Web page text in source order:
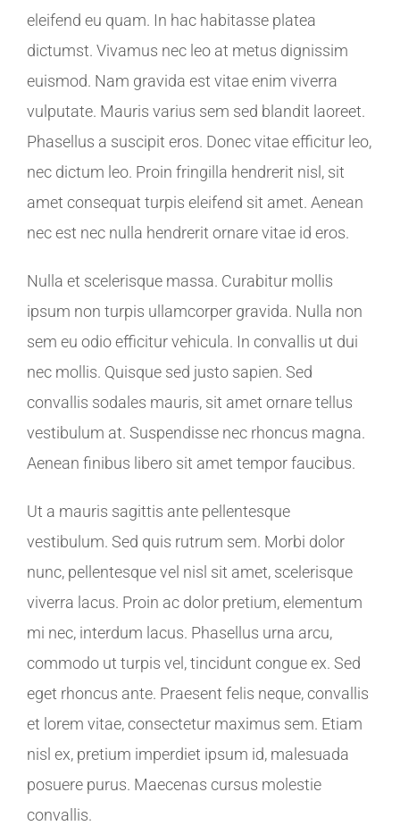
eleifend eu quam. In hac habitasse platea
dictumst. Vivamus nec leo at metus dignissim
euismod. Nam gravida est vitae enim viverra
vulputate. Mauris varius sem sed blandit laoreet.
Phasellus a suscipit eros. Donec vitae efficitur leo,
nec dictum leo. Proin fringilla hendrerit nisl, sit
amet consequat turpis eleifend sit amet. Aenean
nec est nec nulla hendrerit ornare vitae id eros.
Nulla et scelerisque massa. Curabitur mollis
ipsum non turpis ullamcorper gravida. Nulla non
sem eu odio efficitur vehicula. In convallis ut dui
nec mollis. Quisque sed justo sapien. Sed
convallis sodales mauris, sit amet ornare tellus
vestibulum at. Suspendisse nec rhoncus magna.
Aenean finibus libero sit amet tempor faucibus.
Ut a mauris sagittis ante pellentesque
vestibulum. Sed quis rutrum sem. Morbi dolor
nunc, pellentesque vel nisl sit amet, scelerisque
viverra lacus. Proin ac dolor pretium, elementum
mi nec, interdum lacus. Phasellus urna arcu,
commodo ut turpis vel, tincidunt congue ex. Sed
eget rhoncus ante. Praesent felis neque, convallis
et lorem vitae, consectetur maximus sem. Etiam
nisl ex, pretium imperdiet ipsum id, malesuada
posuere purus. Maecenas cursus molestie
convallis.